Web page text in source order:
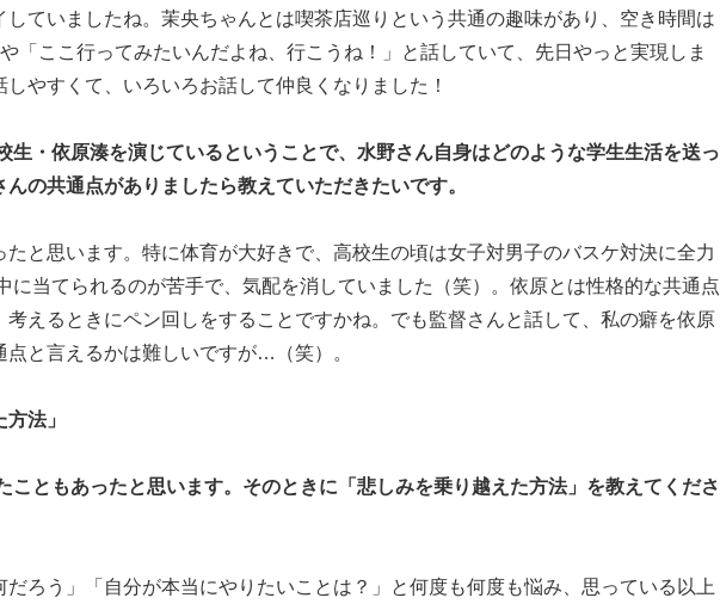
していましたね。茉央ちゃんとは喫茶店巡りという共通の趣味があり、空き時間は
「ここ行ってみたいんだよね、行こうね！」と話していて、先日やっと実現しま
やすくて、いろいろお話して仲良くなりました！
・依原湊を演じているということで、水野さん自身はどのような学生生活を送っ
の共通点がありましたら教えていただきたいです。
と思います。特に体育が大好きで、高校生の頃は女子対男子のバスケ対決に全力
当てられるのが苦手で、気配を消していました（笑）。依原とは性格的な共通点
えるときにペン回しをすることですかね。でも監督さんと話して、私の癖を依原
と言えるかは難しいですが…（笑）。
法」
ともあったと思います。そのときに「悲しみを乗り越えた方法」を教えてくださ
ろう」「自分が本当にやりたいことは？」と何度も何度も悩み、思っている以上